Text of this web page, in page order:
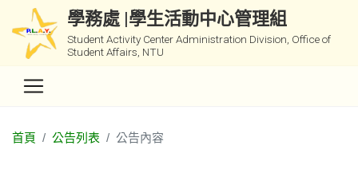
學務處 |學生活動中心管理組
Student Activity Center Administration Division, Office of
Student Affairs, NTU
首頁 公告列表 公告內容